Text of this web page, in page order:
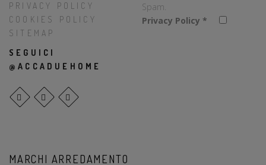
PRIVACY POLICY
COOKIES POLICY
SITEMAP
SEGUICI
@ACCADUEHOME
Spam.
Privacy Policy *
MARCHI ARREDAMENTO